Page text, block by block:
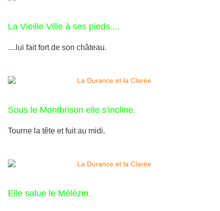
La Vieille Ville à ses pieds....
....lui fait fort de son château.
Sous le Montbrison elle s'incline.
Tourne la tête et fuit au midi.
Elle salue le Mélézin.